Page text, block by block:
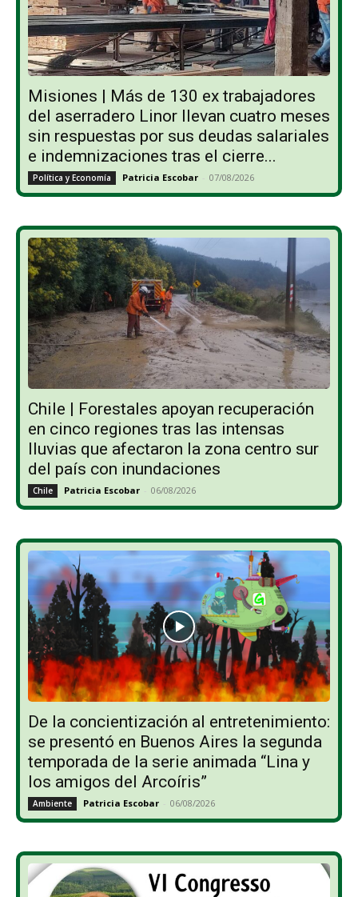
Misiones | Más de 130 ex trabajadores
del aserradero Linor llevan cuatro meses
sin respuestas por sus deudas salariales
e indemnizaciones tras el cierre...
Política y Economía Patricia Escobar - 07/08/2026
Chile | Forestales apoyan recuperación
en cinco regiones tras las intensas
lluvias que afectaron la zona centro sur
del país con inundaciones
Chile Patricia Escobar - 06/08/2026
De la concientización al entretenimiento:
se presentó en Buenos Aires la segunda
temporada de la serie animada “Lina y
los amigos del Arcoíris”
Ambiente Patricia Escobar - 06/08/2026